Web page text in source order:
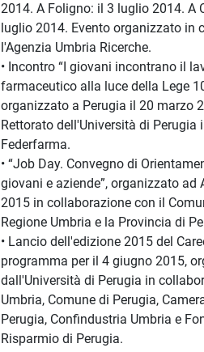
2014. A Foligno: il 3 luglio 2014. A
luglio 2014. Evento organizzato in
l'Agenzia Umbria Ricerche.
• Incontro “I giovani incontrano il
farmaceutico alla luce della Lege
organizzato a Perugia il 20 marzo
Rettorato dell'Università di
Federfarma.
• “Job Day. Convegno di
giovani e aziende”, organizzato ad
2015 in collaborazione con il
Regione Umbria e la Provincia di
• Lancio dell'edizione 2015 del
programma per il 4 giugno 2015,
dall'Università di Perugia in
Umbria, Comune di Perugia,
Perugia, Confindustria Umbria e
Risparmio di Perugia.